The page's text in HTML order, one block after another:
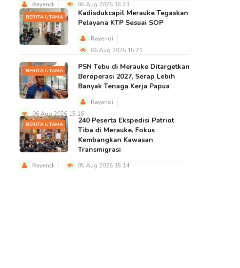
Rayendi 06 Aug 2026 15:23
BERITA UTAMA
Kadisdukcapil Merauke Tegaskan
Pelayana KTP Sesuai SOP
Rayendi
06 Aug 2026 15:21
BERITA UTAMA
PSN Tebu di Merauke Ditargetkan
Beroperasi 2027, Serap Lebih
Banyak Tenaga Kerja Papua
Rayendi
06 Aug 2026 15:16
BERITA UTAMA
240 Peserta Ekspedisi Patriot
Tiba di Merauke, Fokus
Kembangkan Kawasan
Transmigrasi
Rayendi 05 Aug 2026 15:14